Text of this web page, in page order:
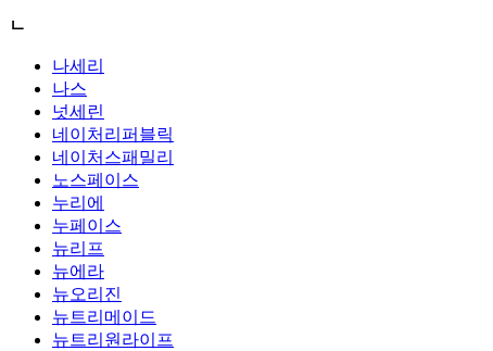
ㄴ
나세리
나스
넛세린
네이처리퍼블릭
네이처스패밀리
노스페이스
누리에
누페이스
뉴리프
뉴에라
뉴오리진
뉴트리메이드
뉴트리원라이프